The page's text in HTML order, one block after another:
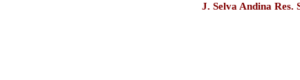
J. Selva Andina Res.